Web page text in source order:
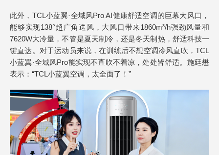
此外，TCL小蓝翼·全域风Pro AI健康舒适空调的巨幕大风口，
能够实现138°超广角送风，大风口带来1860m³/h强劲风量和
7620W大冷量，不管是夏天制冷，还是冬天制热，舒适科技一
键直达。对于运动员来说，在训练后不想空调冷风直吹，TCL
小蓝翼·全域风Pro能实现不直吹不着凉，处处皆舒适。施廷懋
表示：“TCL小蓝翼空调，太全面了！”